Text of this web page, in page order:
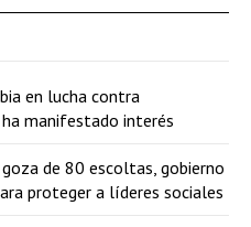
en lucha contra
manifestado interés
de 80 escoltas, gobierno
proteger a líderes sociales